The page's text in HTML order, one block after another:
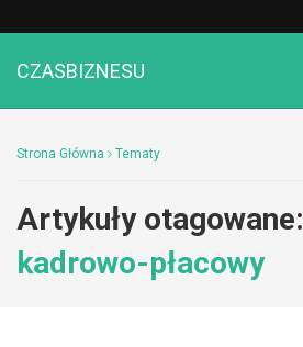
CZASBIZNESU
Strona Główna Tematy
Artykuły otagowane:
kadrowo-płacowy